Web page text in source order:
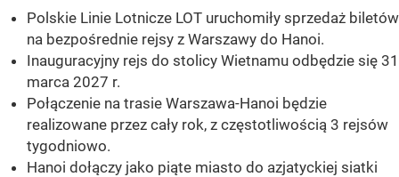
Polskie Linie Lotnicze LOT uruchomiły sprzedaż biletów
na bezpośrednie rejsy z Warszawy do Hanoi.
Inauguracyjny rejs do stolicy Wietnamu odbędzie się 31
marca 2027 r.
Połączenie na trasie Warszawa-Hanoi będzie
realizowane przez cały rok, z częstotliwością 3 rejsów
tygodniowo.
Hanoi dołączy jako piąte miasto do azjatyckiej siatki